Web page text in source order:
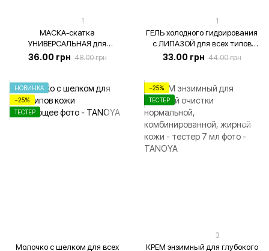
1
МАСКА-скатка
УНИВЕРСАЛЬНАЯ для
деликатного очищения всех
типов кожи(тестер), 7 мл
36.00 грн 48.00 грн
1
ГЕЛЬ холодного гидрирования
с ЛИПАЗОЙ для всех типов
кожи (тестер), 4 мл
33.00 грн 44.00 грн
НОВИНКА
−25%
ТЕСТЕР
Молочко с шелком для всех
−25%
ТЕСТЕР
3
КРЕМ энзимный для глубокого